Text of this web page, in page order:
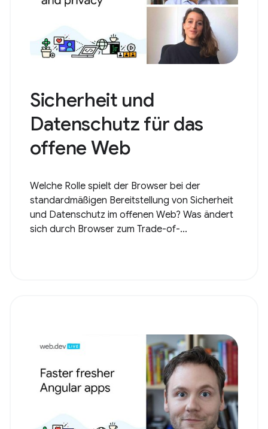
Sicherheit und
Datenschutz für das
offene Web
Welche Rolle spielt der Browser bei der
standardmäßigen Bereitstellung von Sicherheit
und Datenschutz im offenen Web? Was ändert
sich durch Browser zum Trade-of-...